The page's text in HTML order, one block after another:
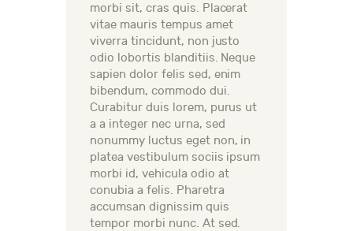
morbi sit, cras quis. Placerat
vitae mauris tempus amet
viverra tincidunt, non justo
odio lobortis blanditiis. Neque
sapien dolor felis sed, enim
bibendum, commodo dui.
Curabitur duis lorem, purus ut
a a integer nec urna, sed
nonummy luctus eget non, in
platea vestibulum sociis ipsum
morbi id, vehicula odio at
conubia a felis. Pharetra
accumsan dignissim quis
tempor morbi nunc. At sed.